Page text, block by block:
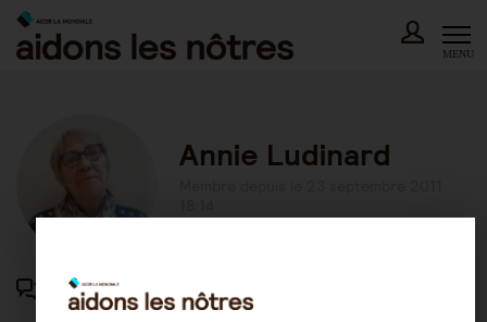
Skip
content
MENU
Annie Ludinard
417 participations au forum